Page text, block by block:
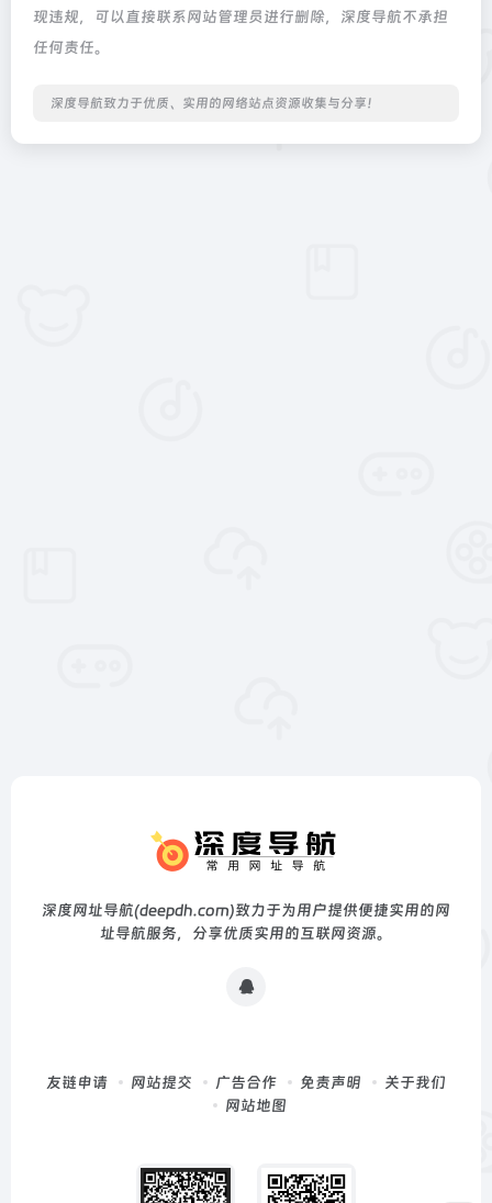
现违规，可以直接联系网站管理员进行删除，深度导航不承担
任何责任。
深度导航致力于优质、实用的网络站点资源收集与分享！
深度网址导航(deepdh.com)致力于为用户提供便捷实用的网
址导航服务，分享优质实用的互联网资源。
友链申请 网站提交 广告合作 免责声明
关于我们
网站地图